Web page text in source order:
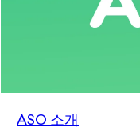
ASO 소개